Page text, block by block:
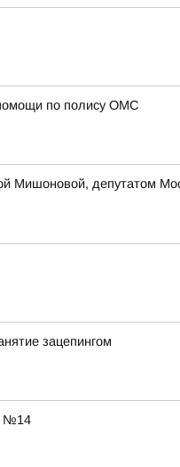
по полису ОМС
Мишоновой, депутатом
зацепингом
№14